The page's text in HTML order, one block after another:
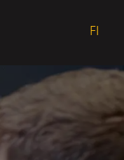
FI